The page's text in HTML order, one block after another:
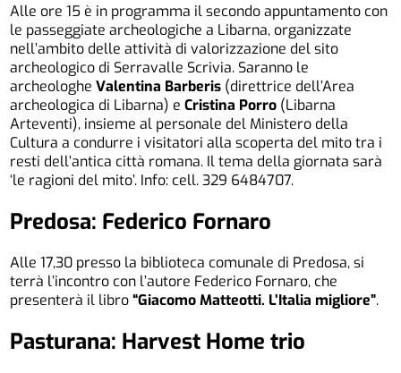
Alle ore 15 è in programma il secondo appuntamento con
le passeggiate archeologiche a Libarna, organizzate
nell’ambito delle attività di valorizzazione del sito
archeologico di Serravalle Scrivia. Saranno le
archeologheValentina Barberis (direttrice dell’Area
archeologica di Libarna) eCristina Porro (Libarna
Arteventi), insieme al personale del Ministero della
Cultura a condurre i visitatori alla scoperta del mito tra i
resti dell’antica città romana. Il tema della giornata sarà
‘le ragioni del mito’. Info: cell. 329 6484707.
Predosa: Federico Fornaro
Alle 17,30 presso la biblioteca comunale di Predosa, si
terrà l’incontro con l’autore Federico Fornaro, che
presenterà il libro“Giacomo Matteotti. L’Italia migliore”.
Pasturana: Harvest Home trio